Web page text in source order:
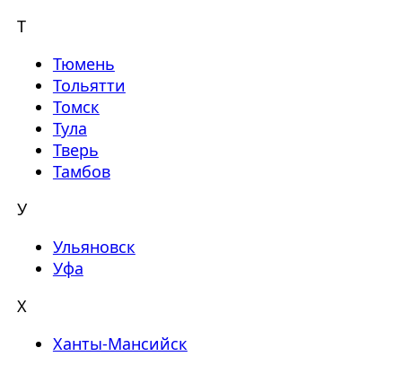
Т
Тюмень
Тольятти
Томск
Тула
Тверь
Тамбов
У
Ульяновск
Уфа
Х
Ханты-Мансийск